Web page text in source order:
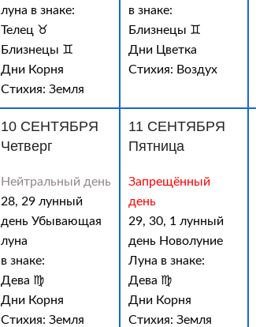
луна в знаке:
Телец ♉
Близнецы ♊
Дни Корня
Стихия: Земля
в знаке:
Близнецы ♊
Дни Цветка
Стихия: Воздух
10 СЕНТЯБРЯ
Четверг
Нейтральный день
28, 29 лунный
день Убывающая
луна
в знаке:
Дева ♍
Дни Корня
Стихия: Земля
11 СЕНТЯБРЯ
Пятница
Запрещённый
день
29, 30, 1 лунный
день Новолуние
Луна в знаке:
Дева ♍
Дни Корня
Стихия: Земля